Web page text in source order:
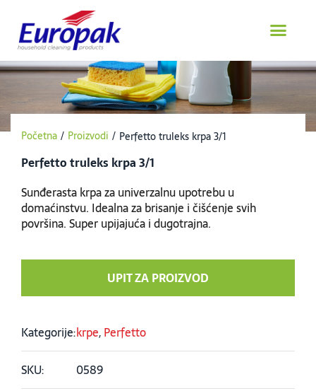
садржај
Početna / Proizvodi / Perfetto truleks krpa 3/1
Perfetto truleks krpa 3/1
Sunđerasta krpa za univerzalnu upotrebu u
domaćinstvu. Idealna za brisanje i čišćenje svih
površina. Super upijajuća i dugotrajna.
UPIT ZA PROIZVOD
Kategorije:krpe,Perfetto
SKU: 0589